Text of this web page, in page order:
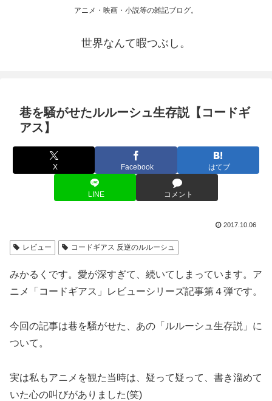
アニメ・映画・小説等の雑記ブログ。
世界なんて暇つぶし。
巷を騒がせたルルーシュ生存説【コードギ
アス】
X Facebook はてブ
LINE コメント
2017.10.06
レビュー コードギアス 反逆のルルーシュ
みかるくです。愛が深すぎて、続いてしまっています。ア
ニメ「コードギアス」レビューシリーズ記事第４弾です。
今回の記事は巷を騒がせた、あの「ルルーシュ生存説」に
ついて。
実は私もアニメを観た当時は、疑って疑って、書き溜めて
いた心の叫びがありました(笑)